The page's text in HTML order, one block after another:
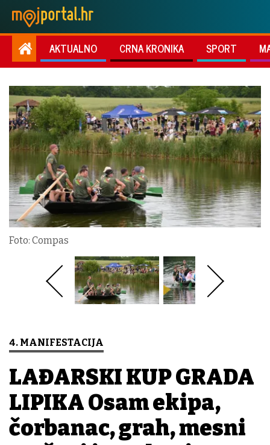
AKTUALNO CRNA KRONIKA SPORT
Foto: Compas
4. MANIFESTACIJA
LAĐARSKI KUP GRADA
LIPIKA Osam ekipa,
čorbanac, grah, mesni